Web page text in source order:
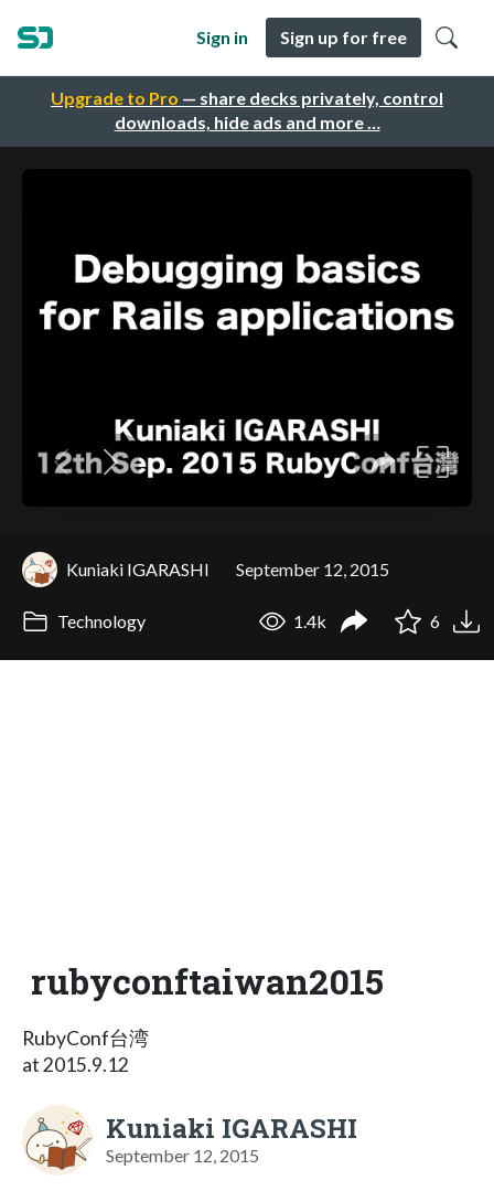
Upgrade to Pro — share decks privately, control
downloads, hide ads and more …
Sign in Sign up for free
Kuniaki IGARASHI September 12, 2015
Technology 1.4k 6
rubyconftaiwan2015
RubyConf台湾
at 2015.9.12
Kuniaki IGARASHI
September 12, 2015